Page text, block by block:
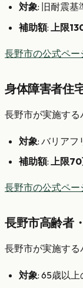
対象: 旧耐震基
補助額: 上限
長野市の公式ペー
身体障害者住
長野市が実施する
対象: バリアフ
補助額: 上限70
長野市の公式ペー
長野市高齢者
長野市が実施する
対象: 65歳以